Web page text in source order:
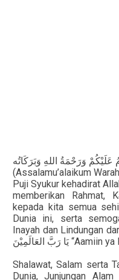
عَلَيْكُمْ وَرَحْمَةُ اللهِ وَبَرَكَاتُه
(Assalamu’alaikum
Puji Syukur kehadirat
memberikan Rahmat,
kepada kita semua
Dunia ini, serta
Inayah dan Lindungan
يَا رَبَّ العَالَمِيْنَ“Aamiin ya
Shalawat, Salam serta
Dunia, Junjungan